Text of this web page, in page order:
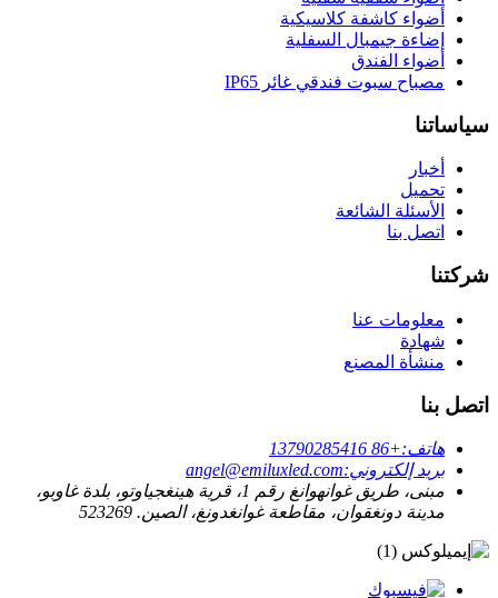
أضواء كاشفة كلاسيكية
إضاءة جيمبال السفلية
أضواء الفندق
مصباح سبوت فندقي غائر IP65
سياساتنا
أخبار
تحميل
الأسئلة الشائعة
اتصل بنا
شركتنا
معلومات عنا
شهادة
منشأة المصنع
اتصل بنا
هاتف:+86 13790285416
بريد إلكتروني:angel@emiluxled.com
مبنى، طريق غوانهوانغ رقم ​​1، قرية هينغجياوتو، بلدة غاوبو،
مدينة دونغقوان، مقاطعة غوانغدونغ، الصين. 523269